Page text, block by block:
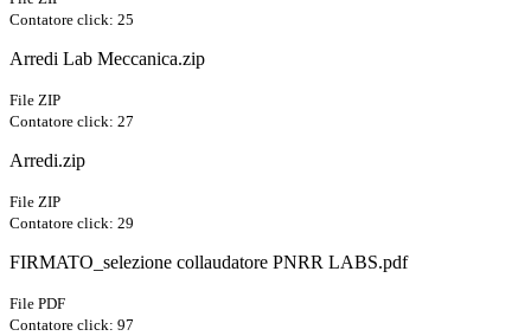
Contatore click: 25
Arredi Lab Meccanica.zip
File ZIP
Contatore click: 27
Arredi.zip
File ZIP
Contatore click: 29
FIRMATO_selezione collaudatore PNRR LABS.pdf
File PDF
Contatore click: 97